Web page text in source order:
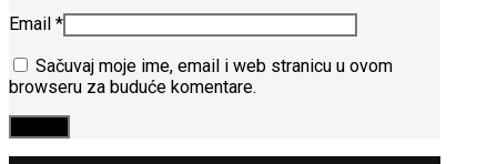
Email *
Sačuvaj moje ime, email i web stranicu u ovom
browseru za buduće komentare.